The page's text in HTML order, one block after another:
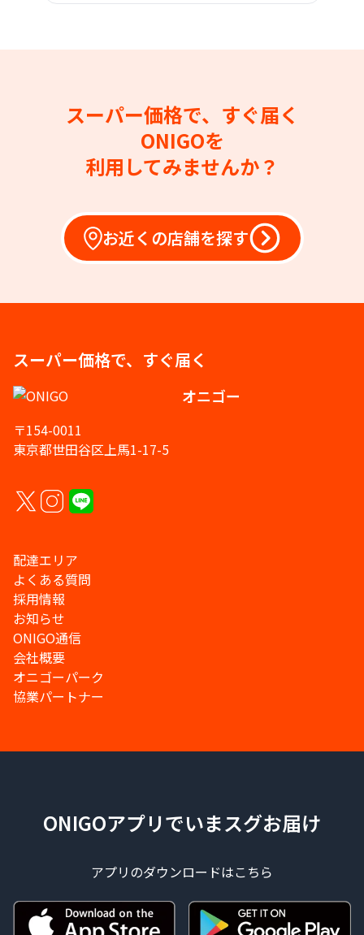
スーパー価格で、すぐ届く
ONIGOを
利用してみませんか？
お近くの店舗を探す
スーパー価格で、すぐ届く
オニゴー
〒154-0011
東京都世田谷区上馬1-17-5
配達エリア
よくある質問
採用情報
お知らせ
ONIGO通信
会社概要
オニゴーパーク
協業パートナー
ONIGOアプリでいまスグお届け
アプリのダウンロードはこちら